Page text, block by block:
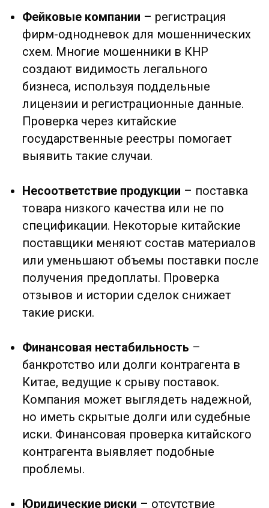
отзывов и истории сделок снижает
такие риски.
банкротство или долги контрагента в
Китае, ведущие к срыву поставок.
Компания может выглядеть надежной,
но иметь скрытые долги или судебные
контрагента выявляет подобные
проблемы.
Юридические риски– отсутствие
таможенные проблемы. Работа с
нелегальными производителями в
Китае может привести к конфискации
товара или штрафам. Проверка
документов и разрешений помогает
избежать таких ситуаций.
Наша проверка китайских контрагентов
предоплаты или подписания контракта.
Как мы проверяем
китайских контрагентов?
Проверка регистрационных данных
Подтверждение юридического статуса
реестры (State Administration for Market